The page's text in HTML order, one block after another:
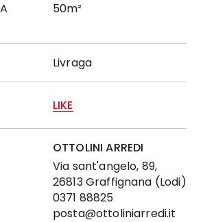
50m²
Livraga
LIKE
OTTOLINI ARREDI
Via sant'angelo, 89,
26813 Graffignana (Lodi)
0371 88825
posta@ottoliniarredi.it